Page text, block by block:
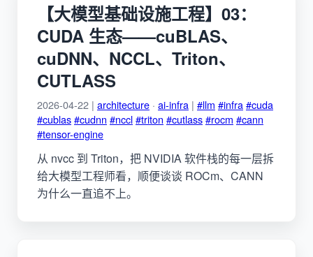
【大模型基础设施工程】03：
CUDA 生态——cuBLAS、
cuDNN、NCCL、Triton、
CUTLASS
2026-04-22 | architecture · ai-infra | #llm #infra#cuda
#cublas#cudnn #nccl#triton #cutlass#rocm #cann
#tensor-engine
从 nvcc 到 Triton，把 NVIDIA 软件栈的每一层拆
给大模型工程师看，顺便谈谈 ROCm、CANN
为什么一直追不上。